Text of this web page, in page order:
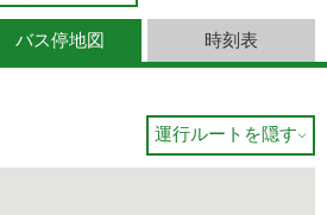
バス停地図 時刻表
運行ルートを隠す